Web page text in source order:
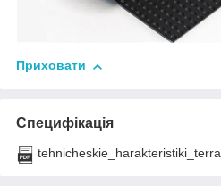
Приховати
Специфікація